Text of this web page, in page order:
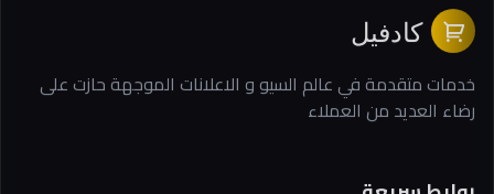
كادفيل
خدمات متقدمة في عالم السيو و الاعلانات الموجهة حازت على
رضاء العديد من العملاء